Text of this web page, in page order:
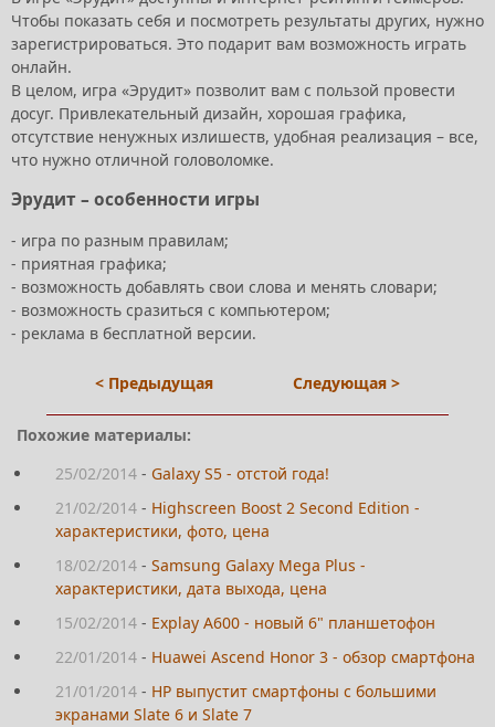
Чтобы показать себя и посмотреть результаты других, нужно
зарегистрироваться. Это подарит вам возможность играть
онлайн.
В целом, игра «Эрудит» позволит вам с пользой провести
досуг. Привлекательный дизайн, хорошая графика,
отсутствие ненужных излишеств, удобная реализация – все,
что нужно отличной головоломке.
Эрудит – особенности игры
- игра по разным правилам;
- приятная графика;
- возможность добавлять свои слова и менять словари;
- возможность сразиться с компьютером;
- реклама в бесплатной версии.
< Предыдущая Следующая >
Похожие материалы:
25/02/2014 - Galaxy S5 - отстой года!
21/02/2014 - Highscreen Boost 2 Second Edition -
характеристики, фото, цена
18/02/2014 - Samsung Galaxy Mega Plus -
характеристики, дата выхода, цена
15/02/2014 - Explay A600 - новый 6" планшетофон
22/01/2014 - Huawei Ascend Honor 3 - обзор смартфона
21/01/2014 - HP выпустит смартфоны с большими
экранами Slate 6 и Slate 7